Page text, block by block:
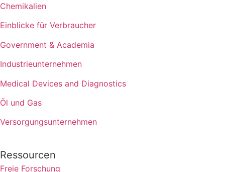
Chemikalien
Einblicke für Verbraucher
Government & Academia
Industrieunternehmen
Medical Devices and Diagnostics
Öl und Gas
Versorgungsunternehmen
Ressourcen
Freie Forschung